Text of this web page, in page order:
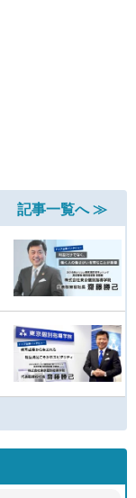
記事一覧へ ≫